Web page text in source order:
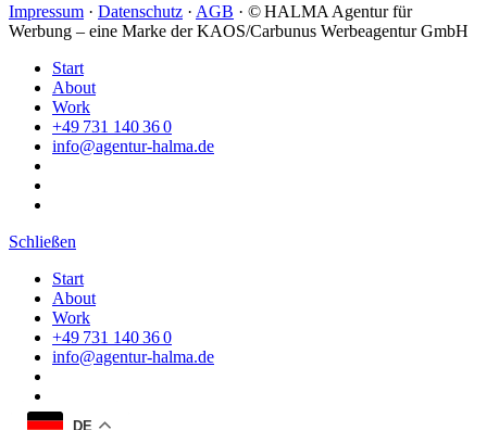
Impressum · Datenschutz · AGB · © HALMA Agentur für
Werbung – eine Marke der KAOS/Carbunus Werbeagentur GmbH
Start
About
Work
+49 731 140 36 0
info@agentur-halma.de
Schließen
Start
About
Work
+49 731 140 36 0
info@agentur-halma.de
DE